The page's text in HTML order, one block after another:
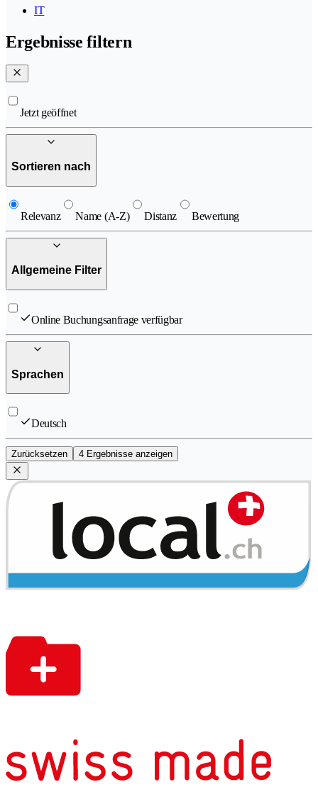
IT
Ergebnisse filtern
Jetzt geöffnet
Sortieren nach
Relevanz Name (A-Z) Distanz Bewertung
Allgemeine Filter
Online Buchungsanfrage verfügbar
Sprachen
Deutsch
Zurücksetzen 4 Ergebnisse anzeigen